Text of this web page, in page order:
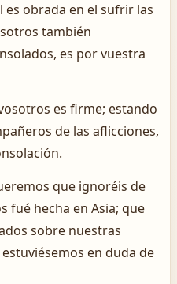
es obrada en el sufrir las
también
es por vuestra
es firme; estando
de las aflicciones,
que ignoréis de
fué hecha en Asia; que
sobre nuestras
en duda de